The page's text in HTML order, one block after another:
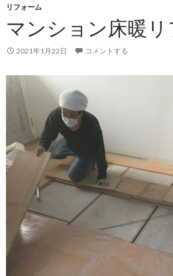
リフォーム
マンション床暖リ
2021年1月22日 コメントする